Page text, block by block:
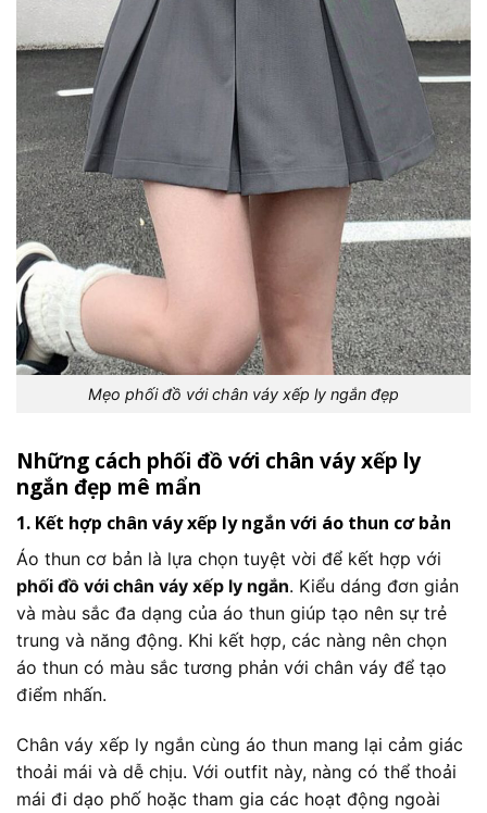
Mẹo phối đồ với chân váy xếp ly ngắn đẹp
Những cách phối đồ với chân váy xếp ly
ngắn đẹp mê mẩn
1. Kết hợp chân váy xếp ly ngắn với áo thun cơ bản
Áo thun cơ bản là lựa chọn tuyệt vời để kết hợp với
phối đồ với chân váy xếp ly ngắn. Kiểu dáng đơn giản
và màu sắc đa dạng của áo thun giúp tạo nên sự trẻ
trung và năng động. Khi kết hợp, các nàng nên chọn
áo thun có màu sắc tương phản với chân váy để tạo
điểm nhấn.
Chân váy xếp ly ngắn cùng áo thun mang lại cảm giác
thoải mái và dễ chịu. Với outfit này, nàng có thể thoải
mái đi dạo phố hoặc tham gia các hoạt động ngoài